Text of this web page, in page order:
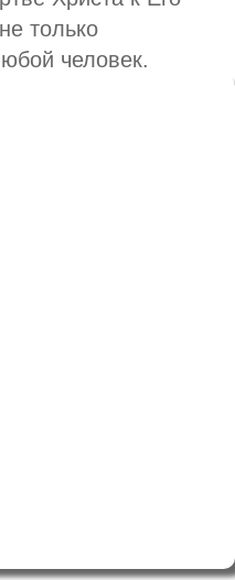
только
человек.